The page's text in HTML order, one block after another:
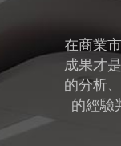
在商業
成果才
的分析
的經驗